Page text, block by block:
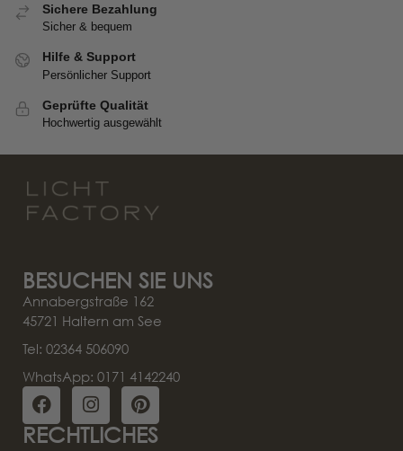
Sichere Bezahlung
Sicher & bequem
Hilfe & Support
Persönlicher Support
Geprüfte Qualität
Hochwertig ausgewählt
BESUCHEN SIE UNS
Annabergstraße 162
45721 Haltern am See
Tel: 02364 506090
WhatsApp: 0171 4142240
RECHTLICHES